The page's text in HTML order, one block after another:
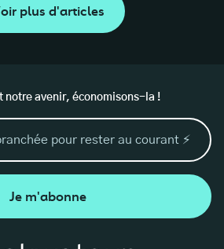
plus d'articles
notre avenir, économisons-la !
Je m'abonne